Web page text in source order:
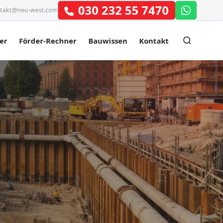
west.com 030 232 55 7470
Förder-Rechner Bauwissen Kontakt